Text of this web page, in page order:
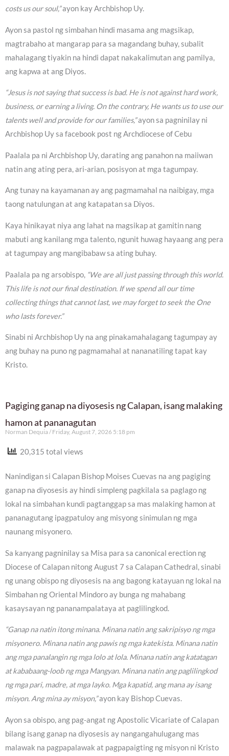
costs us our soul,”ayon kay Archbishop Uy.
Ayon sa pastol ng simbahan hindi masama ang magsikap,
magtrabaho at mangarap para sa magandang buhay, subalit
mahalagang tiyakin na hindi dapat nakakalimutan ang pamilya,
ang kapwa at ang Diyos.
“Jesus is not saying that success is bad. He is not against hard work,
business, or earning a living. On the contrary, He wants us to use our
talents well and provide for our families,”ayon sa pagninilay ni
Archbishop Uy sa facebook post ng Archdiocese of Cebu
Paalala pa ni Archbishop Uy, darating ang panahon na maiiwan
natin ang ating pera, ari-arian, posisyon at mga tagumpay.
Ang tunay na kayamanan ay ang pagmamahal na naibigay, mga
taong natulungan at ang katapatan sa Diyos.
Kaya hinikayat niya ang lahat na magsikap at gamitin nang
mabuti ang kanilang mga talento, ngunit huwag hayaang ang pera
at tagumpay ang mangibabaw sa ating buhay.
Paalala pa ng arsobispo, “We are all just passing through this world.
This life is not our final destination. If we spend all our time
collecting things that cannot last, we may forget to seek the One
who lasts forever.”
Sinabi ni Archbishop Uy na ang pinakamahalagang tagumpay ay
ang buhay na puno ng pagmamahal at nananatiling tapat kay
Kristo.
Pagiging ganap na diyosesis ng Calapan, isang malaking
hamon at pananagutan
Norman Dequia Friday, August 7, 2026 5:18 pm
20,315 total views
Nanindigan si Calapan Bishop Moises Cuevas na ang pagiging
ganap na diyosesis ay hindi simpleng pagkilala sa paglago ng
lokal na simbahan kundi pagtanggap sa mas malaking hamon at
pananagutang ipagpatuloy ang misyong sinimulan ng mga
naunang misyonero.
Sa kanyang pagninilay sa Misa para sa canonical erection ng
Diocese of Calapan nitong August 7 sa Calapan Cathedral, sinabi
ng unang obispo ng diyosesis na ang bagong katayuan ng lokal na
Simbahan ng Oriental Mindoro ay bunga ng mahabang
kasaysayan ng pananampalataya at paglilingkod.
“Ganap na natin itong minana. Minana natin ang sakripisyo ng mga
misyonero. Minana natin ang pawis ng mga katekista. Minana natin
ang mga panalangin ng mga lolo at lola. Minana natin ang katatagan
at kababaang-loob ng mga Mangyan. Minana natin ang paglilingkod
ng mga pari, madre, at mga layko. Mga kapatid, ang mana ay isang
misyon. Ang mina ay misyon,”ayon kay Bishop Cuevas.
Ayon sa obispo, ang pag-angat ng Apostolic Vicariate of Calapan
bilang isang ganap na diyosesis ay nangangahulugang mas
malawak na pagpapalawak at pagpapaigting ng misyon ni Kristo